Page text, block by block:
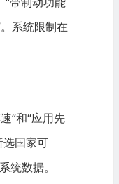
系统限制在
”和“应用先
选国家可
统数据。